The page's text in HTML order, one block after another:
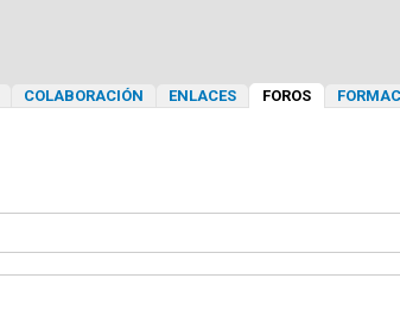
COLABORACIÓN ENLACES FOROS